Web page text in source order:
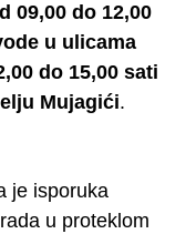
09,00 do 12,00
u ulicama
do 15,00 sati
Mujagići.
je isporuka
u proteklom